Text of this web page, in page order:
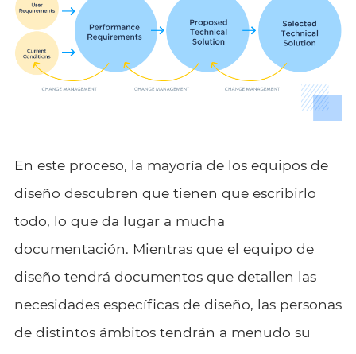
En este proceso, la mayoría de los equipos de
diseño descubren que tienen que escribirlo
todo, lo que da lugar a mucha
documentación. Mientras que el equipo de
diseño tendrá documentos que detallen las
necesidades específicas de diseño, las personas
de distintos ámbitos tendrán a menudo su